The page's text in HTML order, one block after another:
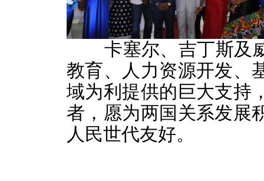
卡塞尔、吉丁斯及威
教育、人力资源开发、
域为利提供的巨大支持
者，愿为两国关系发展
人民世代友好。